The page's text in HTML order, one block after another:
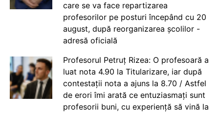
care se va face repartizarea
profesorilor pe posturi începând cu 20
august, după reorganizarea școlilor -
adresă oficială
Profesorul Petruț Rizea: O profesoară a
luat nota 4.90 la Titularizare, iar după
contestații nota a ajuns la 8.70 / Astfel
de erori îmi arată ce entuziasmați sunt
profesorii buni, cu experiență să vină la